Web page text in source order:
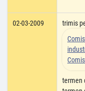
02-03-2009
trimis
termen